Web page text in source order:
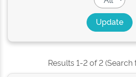
Results 1-2 of 2